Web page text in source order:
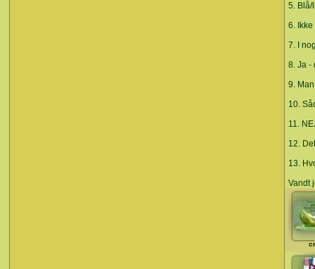
5. Blå/
6.
7. I
8. Ja -
9.
10.
11.
12.
13.
Vandt